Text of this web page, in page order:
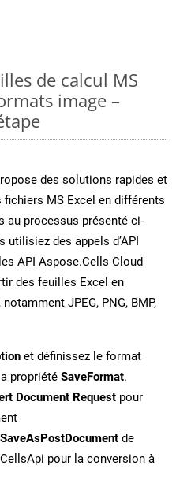
de calcul MS
image –
des solutions rapides et
MS Excel en différents
au processus présenté ci-
utilisiez des appels d’API
API Aspose.Cells Cloud
des feuilles Excel en
JPEG, PNG, BMP,
et définissez le format
propriété SaveFormat.
Document Request pour
SaveAsPostDocument de
pour la conversion à